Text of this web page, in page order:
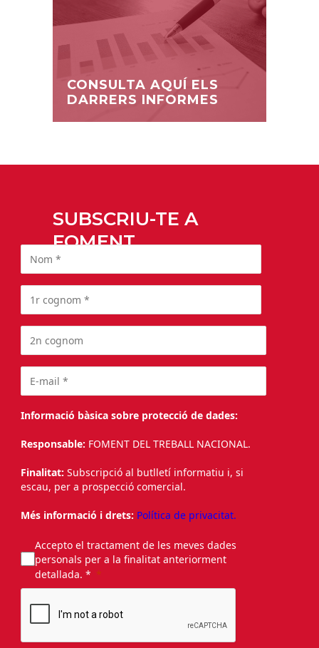
CONSULTA AQUÍ ELS
DARRERS INFORMES
SUBSCRIU-TE A
FOMENT
Informació bàsica sobre protecció de dades:
Responsable: FOMENT DEL TREBALL NACIONAL.
Finalitat: Subscripció al butlletí informatiu i, si
escau, per a prospecció comercial.
Més informació i drets: Política de privacitat.
Accepto el tractament de les meves dades
personals per a la finalitat anteriorment
detallada. *